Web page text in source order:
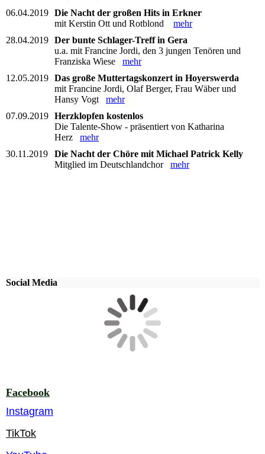
06.04.2019 Die Nacht der großen Hits in Erkner
mit Kerstin Ott und Rotblond mehr
28.04.2019 Der bunte Schlager-Treff in Gera
u.a. mit Francine Jordi, den 3 jungen Tenören und
Franziska Wiese mehr
12.05.2019 Das große Muttertagskonzert in Hoyerswerda
mit Francine Jordi, Olaf Berger, Frau Wäber und
Hansy Vogt mehr
07.09.2019 Herzklopfen kostenlos
Die Talente-Show - präsentiert von Katharina
Herz mehr
30.11.2019
Die Nacht der Chöre mit Michael Patrick Kelly
Mitglied im Deutschlandchor mehr
Social Media
Facebook
Instagram
TikTok